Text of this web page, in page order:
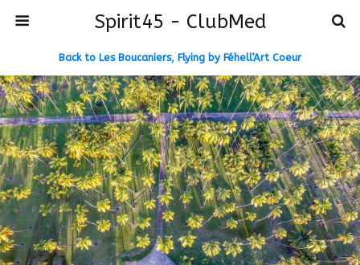
Spirit45 - ClubMed
Back to Les Boucaniers, Flying by Féhell’Art Coeur